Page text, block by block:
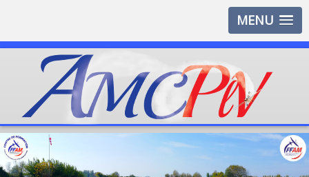
MENU